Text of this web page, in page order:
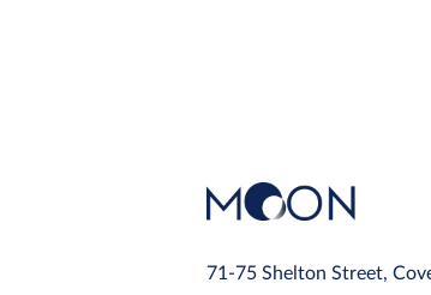
71-75 Shelton Street,